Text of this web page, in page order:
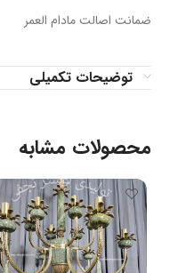
ضمانت اصالت مادام العمر
توضیحات تکمیلی
محصولات مشابه